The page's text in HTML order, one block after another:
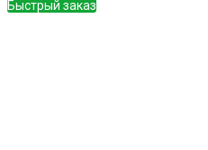
Быстрый заказ